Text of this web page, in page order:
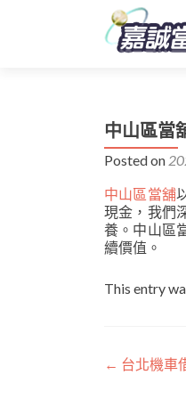
中山區當
Posted on
中山區當舖
現金，我們
養。中山區
續價值。
This entry
文
← 台北機車